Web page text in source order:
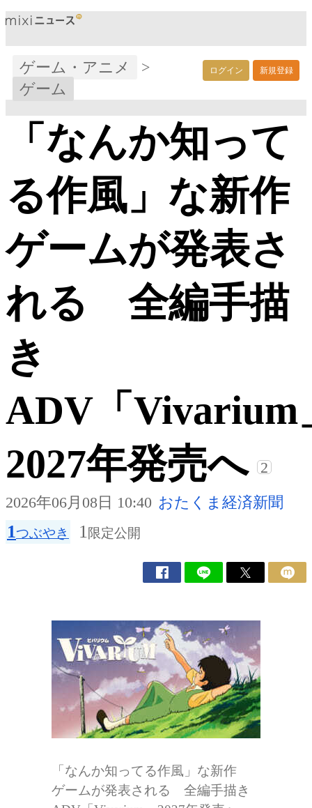
ログイン 新規登録
ゲーム・アニメ
>
ゲーム
「なんか知って
る作風」な新作
ゲームが発表さ
れる 全編手描
き
ADV「Vivarium
2027年発売へ
2
2026年06月08日 10:40 おたくま経済新聞
1つぶやき 1 限定公開
「なんか知ってる作風」な新作
ゲームが発表される 全編手描き